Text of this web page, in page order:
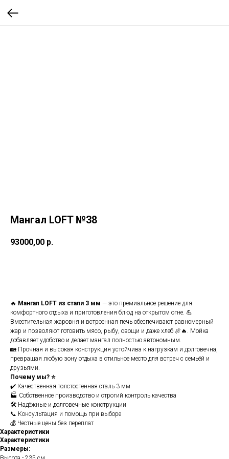
Мангал LOFT №38
93000,00 р.
🔥 Мангал LOFT из стали 3 мм — это премиальное решение для
комфортного отдыха и приготовления блюд на открытом огне. 💪
Вместительная жаровня и встроенная печь обеспечивают равномерный
жар и позволяют готовить мясо, рыбу, овощи и даже хлеб 🍖🔥. Мойка
добавляет удобство и делает мангал полностью автономным.
🏡 Прочная и высокая конструкция устойчива к нагрузкам и долговечна,
превращая любую зону отдыха в стильное место для встреч с семьёй и
друзьями.
Почему мы? ⭐
✔️ Качественная толстостенная сталь 3 мм
🏭 Собственное производство и строгий контроль качества
🛠️ Надёжные и долговечные конструкции
📞 Консультация и помощь при выборе
💰 Честные цены без переплат
Характеристики
Характеристики
Размеры: